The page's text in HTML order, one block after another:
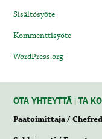
Sisältösyöte
Kommenttisyöte
WordPress.org
OTA YHTEYTTÄ | TA
Päätoimittaja /